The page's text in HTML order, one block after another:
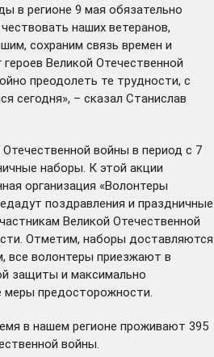
в регионе 9 мая обязательно
наших ветеранов,
сохраним связь времен и
Великой Отечественной
преодолеть те трудности, с
сегодня», – сказал Станислав
войны в период с 7
наборы. К этой акции
организация «Волонтеры
поздравления и праздничные
Великой Отечественной
Отметим, наборы доставляются
все волонтеры приезжают в
защиты и максимально
предосторожности.
в нашем регионе проживают 395
войны.